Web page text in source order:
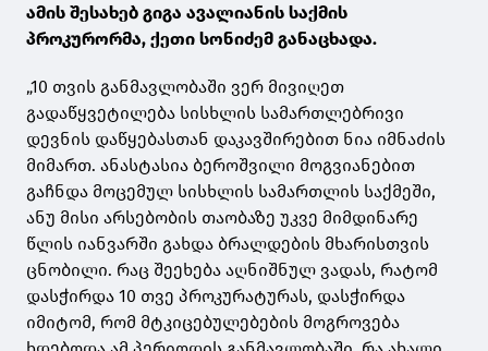
ამის შესახებ გიგა ავალიანის საქმის
პროკურორმა, ქეთი სონიძემ განაცხადა.
„10 თვის განმავლობაში ვერ მივიღეთ
გადაწყვეტილება სისხლის სამართლებრივი
დევნის დაწყებასთან დაკავშირებით ნია იმნაძის
მიმართ. ანასტასია ბეროშვილი მოგვიანებით
გაჩნდა მოცემულ სისხლის სამართლის საქმეში,
ანუ მისი არსებობის თაობაზე უკვე მიმდინარე
წლის იანვარში გახდა ბრალდების მხარისთვის
ცნობილი. რაც შეეხება აღნიშნულ ვადას, რატომ
დასჭირდა 10 თვე პროკურატურას, დასჭირდა
იმიტომ, რომ მტკიცებულებების მოგროვება